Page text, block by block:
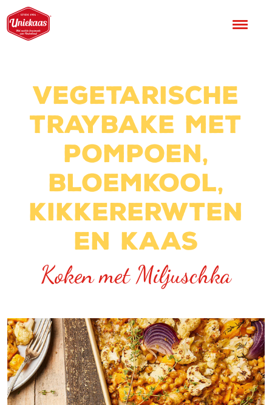
Vegetarische
traybake met
pompoen,
bloemkool,
kikkererwten
en kaas
Koken met Miljuschka